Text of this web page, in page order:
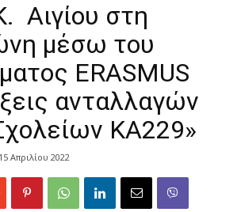
Αιγίου στη
μέσω του
ERASMUS
ανταλλαγών
ΚΑ229»
15 Απριλίου 2022